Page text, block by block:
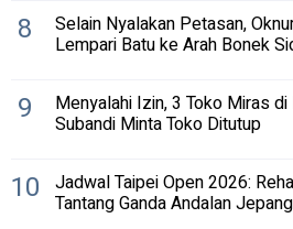
8 Selain Nyalakan Petasan,
Lempari Batu ke Arah Bonek
9 Menyalahi Izin, 3 Toko Miras
Subandi Minta Toko Ditutup
10 Jadwal Taipei Open 2026:
Tantang Ganda Andalan